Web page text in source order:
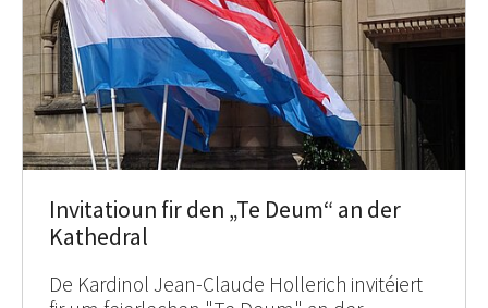
Invitatioun fir den „Te Deum“ an der
Kathedral
De Kardinol Jean-Claude Hollerich invitéiert